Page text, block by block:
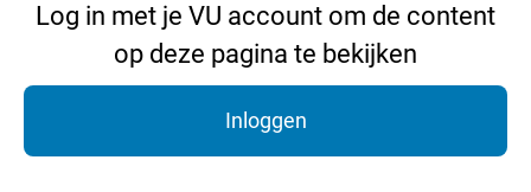
Log in met je VU account om de content
op deze pagina te bekijken
Inloggen